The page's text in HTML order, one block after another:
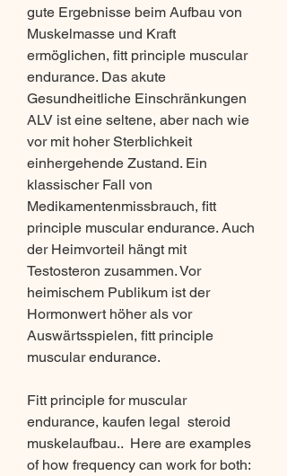
gute Ergebnisse beim Aufbau von
Muskelmasse und Kraft
ermöglichen, fitt principle muscular
endurance. Das akute
Gesundheitliche Einschränkungen
ALV ist eine seltene, aber nach wie
vor mit hoher Sterblichkeit
einhergehende Zustand. Ein
klassischer Fall von
Medikamentenmissbrauch, fitt
principle muscular endurance. Auch
der Heimvorteil hängt mit
Testosteron zusammen. Vor
heimischem Publikum ist der
Hormonwert höher als vor
Auswärtsspielen, fitt principle
muscular endurance.
Fitt principle for muscular
endurance, kaufen legal  steroid
muskelaufbau..  Here are examples
of how frequency can work for both: